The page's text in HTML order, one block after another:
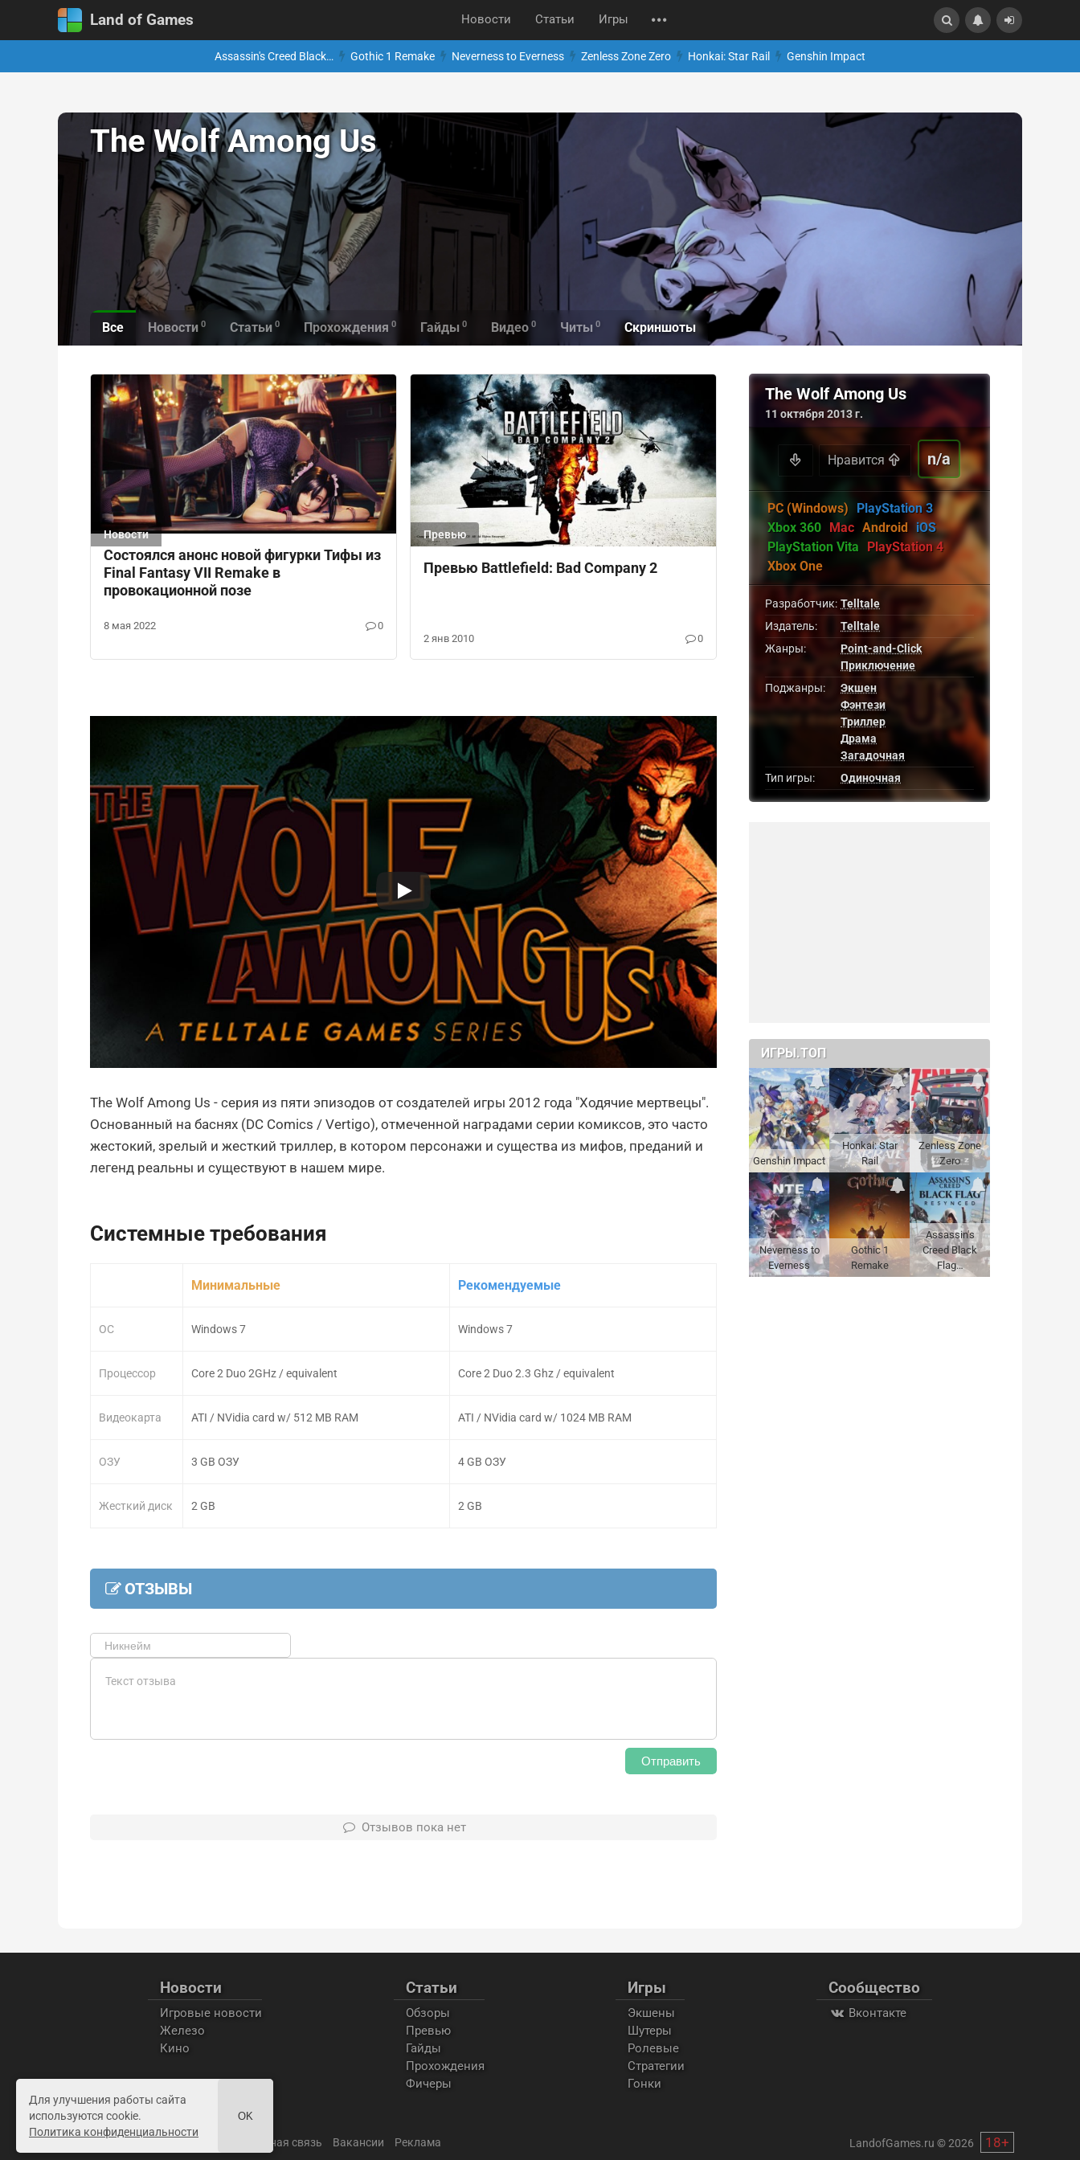
Land of Games Новости Статьи Игры
Assassin's Creed Black… Gothic 1 Remake Neverness to Everness Zenless Zone Zero Honkai: Star Rail Genshin Impact
The Wolf Among Us
Все Новости 0 Статьи 0 Прохождения 0 Гайды 0 Видео 0 Читы 0 Скриншоты
Новости
Состоялся анонс новой фигурки Тифы из
Final Fantasy VII Remake в
провокационной позе
8 мая 2022 0
Превью
Превью Battlefield: Bad Company 2
2 янв 2010 0
The Wolf Among Us - серия из пяти эпизодов от создателей игры 2012 года "Ходячие мертвецы".
Основанный на баснях (DC Comics / Vertigo), отмеченной наградами серии комиксов, это часто
жестокий, зрелый и жесткий триллер, в котором персонажи и существа из мифов, преданий и
легенд реальны и существуют в нашем мире.
Системные требования
ОС
Процессор
Видеокарта
ОЗУ
Жесткий диск
Минимальные
Windows 7
Core 2 Duo 2GHz / equivalent
ATI / NVidia card w/ 512 MB RAM
3 GB ОЗУ
2 GB
Рекомендуемые
Windows 7
Core 2 Duo 2.3 Ghz / equivalent
ATI / NVidia card w/ 1024 MB RAM
4 GB ОЗУ
2 GB
ОТЗЫВЫ
Отправить
Отзывов пока нет
The Wolf Among Us
11 октября 2013 г.
Нравится n/a
PC (Windows)
PlayStation 3
Xbox 360 Mac Android iOS
PlayStation Vita
PlayStation 4
Xbox One
Разработчик: Telltale
Издатель:
Telltale
Жанры:
Point-and-Click
Приключение
Поджанры:
Экшен
Фэнтези
Триллер
Драма
Загадочная
Тип игры:
Одиночная
ИГРЫ.ТОП
Genshin Impact
Honkai: Star
Rail
Zenless Zone
Zero
Neverness to
Everness
Gothic 1
Remake
Assassin's
Creed Black
Flag…
Для улучшения работы сайта
используются cookie.
Политика конфиденциальности
OK
Новости
Игровые новости
Железо
Кино
Статьи
Обзоры
Превью
Гайды
Прохождения
Фичеры
Игры
Экшены
Шутеры
Ролевые
Стратегии
Гонки
Сообщество
Вконтакте
Пользовательское соглашение Обратная связь Вакансии Реклама LandofGames.ru ©2026 18+